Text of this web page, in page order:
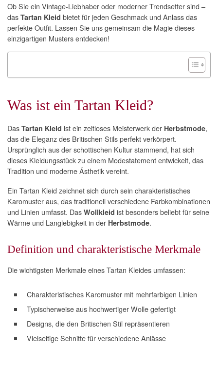
Ob Sie ein Vintage-Liebhaber oder moderner Trendsetter sind –
das Tartan Kleid bietet für jeden Geschmack und Anlass das
perfekte Outfit. Lassen Sie uns gemeinsam die Magie dieses
einzigartigen Musters entdecken!
Was ist ein Tartan Kleid?
Das Tartan Kleid ist ein zeitloses Meisterwerk der Herbstmode,
das die Eleganz des Britischen Stils perfekt verkörpert.
Ursprünglich aus der schottischen Kultur stammend, hat sich
dieses Kleidungsstück zu einem Modestatement entwickelt, das
Tradition und moderne Ästhetik vereint.
Ein Tartan Kleid zeichnet sich durch sein charakteristisches
Karomuster aus, das traditionell verschiedene Farbkombinationen
und Linien umfasst. Das Wollkleid ist besonders beliebt für seine
Wärme und Langlebigkeit in der Herbstmode.
Definition und charakteristische Merkmale
Die wichtigsten Merkmale eines Tartan Kleides umfassen:
Charakteristisches Karomuster mit mehrfarbigen Linien
Typischerweise aus hochwertiger Wolle gefertigt
Designs, die den Britischen Stil repräsentieren
Vielseitige Schnitte für verschiedene Anlässe